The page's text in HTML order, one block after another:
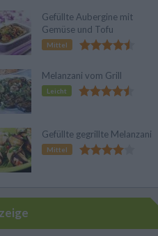
Gefüllte Aubergine mit
Gemüse und Tofu
Mittel
Melanzani vom Grill
Leicht
Gefüllte gegrillte Melanzani
Mittel